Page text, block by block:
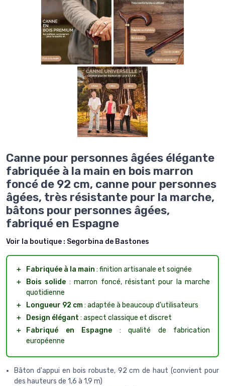
Canne pour personnes âgées élégante
fabriquée à la main en bois marron
foncé de 92 cm, canne pour personnes
âgées, très résistante pour la marche,
bâtons pour personnes âgées,
fabriqué en Espagne
Voir la boutique : Segorbina de Bastones
＋ Fabriquée à la main : finition artisanale et soignée
＋
Bois solide : marron foncé, résistant pour la marche
quotidienne
＋
Longueur 92 cm: adaptée à beaucoup d’utilisateurs
＋
Design élégant : aspect classique et discret
＋
Fabriqué en Espagne : qualité de fabrication
européenne
Bâton d'appui en bois robuste, 92 cm de haut (convient pour
des hauteurs de 1,6 à 1,9 m)